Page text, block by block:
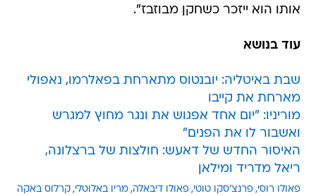
אותו הוא ייזכר כשחקן מבוזבז".
עוד בנושא
שבת באיטליה: יובנטוס מתארחת בפאלרמו, נאפולי
מארחת את קייבו
מוריניו: "יום אחד אפגוש את ונגר מחוץ למגרש
ואשבור לו את הפנים"
האיסור החדש של דאעש: חולצות של ברצלונה,
ריאל מדריד ומילאן
פאולו רוסי פרנצ'סקו טוטי פאולו דיבאלה מריו באלוטלי קרלוס באקה